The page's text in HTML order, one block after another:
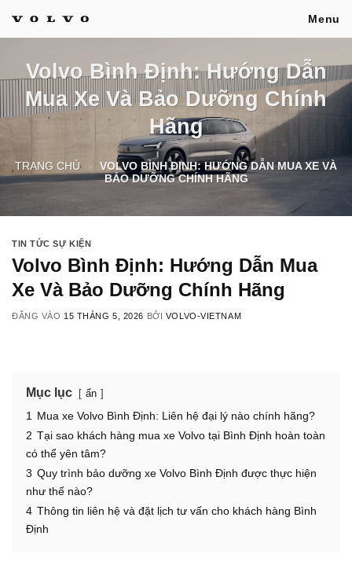
dung
Menu
Volvo Bình Định: Hướng Dẫn
Mua Xe Và Bảo Dưỡng Chính
Hãng
TRANG CHỦ » VOLVO BÌNH ĐỊNH: HƯỚNG DẪN MUA XE VÀ
BẢO DƯỠNG CHÍNH HÃNG
TIN TỨC SỰ KIỆN
Volvo Bình Định: Hướng Dẫn Mua
Xe Và Bảo Dưỡng Chính Hãng
ĐĂNG VÀO 15 THÁNG 5, 2026 BỞI VOLVO-VIETNAM
Mục lục ẩn
1
Mua xe Volvo Bình Định: Liên hệ đại lý nào chính hãng?
2 Tại sao khách hàng mua xe Volvo tại Bình Định hoàn toàn
có thể yên tâm?
3 Quy trình bảo dưỡng xe Volvo Bình Định được thực hiện
như thế nào?
4 Thông tin liên hệ và đặt lịch tư vấn cho khách hàng Bình
Định